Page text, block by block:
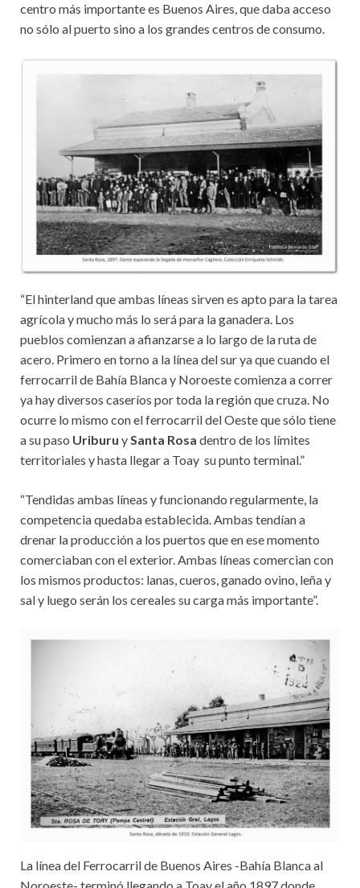
centro más importante es Buenos Aires, que daba acceso
no sólo al puerto sino a los grandes centros de consumo.
“El hinterland que ambas líneas sirven es apto para la tarea
agrícola y mucho más lo será para la ganadera. Los
pueblos comienzan a afianzarse a lo largo de la ruta de
acero. Primero en torno a la línea del sur ya que cuando el
ferrocarril de Bahía Blanca y Noroeste comienza a correr
ya hay diversos caseríos por toda la región que cruza. No
ocurre lo mismo con el ferrocarril del Oeste que sólo tiene
a su paso Uriburu ySanta Rosa dentro de los límites
territoriales y hasta llegar a Toay su punto terminal.”
“Tendidas ambas líneas y funcionando regularmente, la
competencia quedaba establecida. Ambas tendían a
drenar la producción a los puertos que en ese momento
comerciaban con el exterior. Ambas líneas comercian con
los mismos productos: lanas, cueros, ganado ovino, leña y
sal y luego serán los cereales su carga más importante”.
La línea del Ferrocarril de Buenos Aires -Bahía Blanca al